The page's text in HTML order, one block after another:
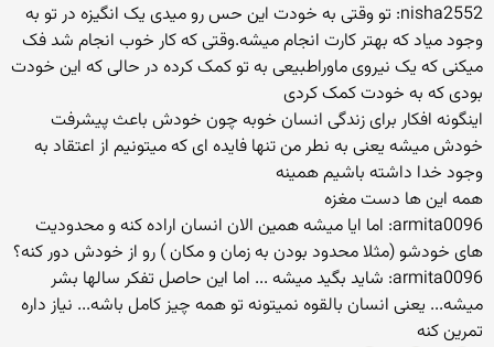
nisha2552: تو وقتی به خودت این حس رو میدی یک انگیزه در تو به
وجود میاد که بهتر کارت انجام میشه.وقتی که کار خوب انجام شد فک
میکنی که یک نیروی ماوراطبیعی به تو کمک کرده در حالی که این خودت
بودی که به خودت کمک کردی
اینگونه افکار برای زندگی انسان خوبه چون خودش باعث پیشرفت
خودش میشه یعنی به نطر من تنها فایده ای که میتونیم از اعتقاد به
وجود خدا داشته باشیم همینه
همه این ها دست مغزه
armita0096: اما ایا میشه همین الان انسان اراده کنه و محدودیت
های خودشو (مثلا محدود بودن به زمان و مکان ) رو از خودش دور کنه؟
armita0096: شاید بگید میشه ... اما این حاصل تفکر سالها بشر
میشه... یعنی انسان بالقوه نمیتونه تو همه چیز کامل باشه... نیاز داره
تمرین کنه